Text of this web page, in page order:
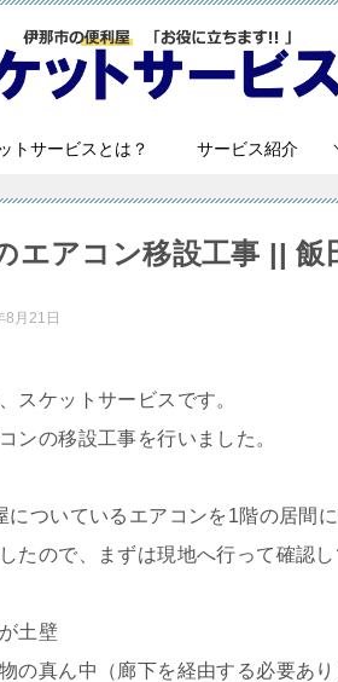
トサービスとは？ サービス紹介
エアコン移設工事 || 飯
8月21日
スケットサービスです。
ンの移設工事を行いました。
についているエアコンを1階の居間
たので、まずは現地へ行って確認し
土壁
の真ん中（廊下を経由する必要あり